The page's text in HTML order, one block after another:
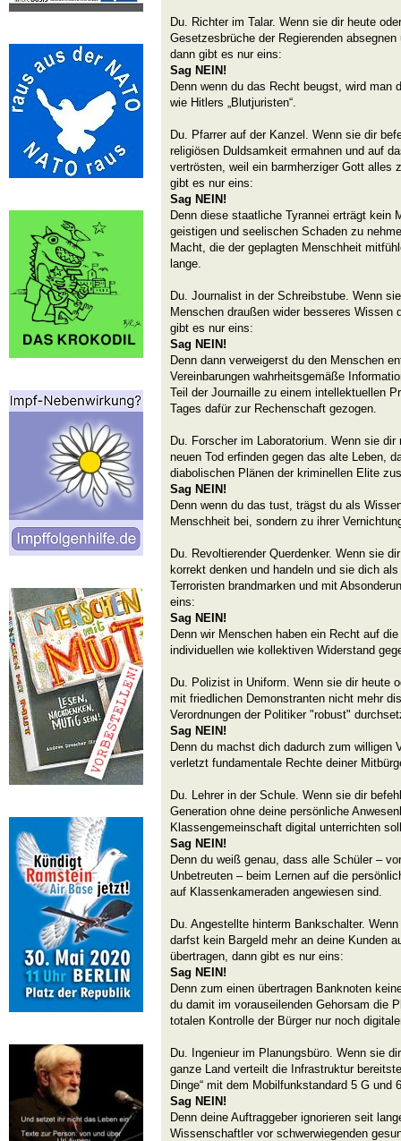
Du. Richter im Talar. Wenn sie dir heute
Gesetzesbrüche der Regierenden
dann gibt es nur eins:
Sag NEIN!
Denn wenn du das Recht beugst, wird man
wie Hitlers „Blutjuristen“.
Du. Pfarrer auf der Kanzel. Wenn sie dir
religiösen Duldsamkeit ermahnen und auf
vertrösten, weil ein barmherziger Gott alles
gibt es nur eins:
Sag NEIN!
Denn diese staatliche Tyrannei erträgt kein
geistigen und seelischen Schaden zu
Macht, die der geplagten Menschheit
lange.
Du. Journalist in der Schreibstube. Wenn
Menschen draußen wider besseres Wissen
gibt es nur eins:
Sag NEIN!
Denn dann verweigerst du den Menschen
Vereinbarungen wahrheitsgemäße
Teil der Journaille zu einem intellektuellen
Tages dafür zur Rechenschaft gezogen.
Du. Forscher im Laboratorium. Wenn sie
neuen Tod erfinden gegen das alte Leben,
diabolischen Plänen der kriminellen Elite
Sag NEIN!
Denn wenn du das tust, trägst du als
Menschheit bei, sondern zu ihrer
Du. Revoltierender Querdenker. Wenn sie
korrekt denken und handeln und sie dich
Terroristen brandmarken und mit
eins:
Sag NEIN!
Denn wir Menschen haben ein Recht auf
individuellen wie kollektiven Widerstand
Du. Polizist in Uniform. Wenn sie dir heute
mit friedlichen Demonstranten nicht mehr
Verordnungen der Politiker "robust"
Sag NEIN!
Denn du machst dich dadurch zum willigen
verletzt fundamentale Rechte deiner
Du. Lehrer in der Schule. Wenn sie dir
Generation ohne deine persönliche
Klassengemeinschaft digital unterrichten
Sag NEIN!
Denn du weiß genau, dass alle Schüler –
Unbetreuten – beim Lernen auf die
auf Klassenkameraden angewiesen sind.
Du. Angestellte hinterm Bankschalter.
darfst kein Bargeld mehr an deine Kunden
übertragen, dann gibt es nur eins:
Sag NEIN!
Denn zum einen übertragen Banknoten
du damit im vorauseilenden Gehorsam die
totalen Kontrolle der Bürger nur noch
Du. Ingenieur im Planungsbüro. Wenn sie
ganze Land verteilt die Infrastruktur
Dinge“ mit dem Mobilfunkstandard 5 G und
Sag NEIN!
Denn deine Auftraggeber ignorieren seit
Wissenschaftler vor schwerwiegenden